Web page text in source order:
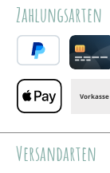
Zahlungsarten
Vorkasse
Versandarten